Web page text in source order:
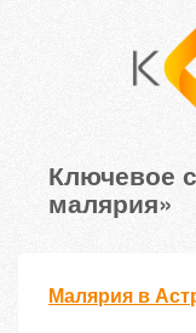
Ключевое
малярия»
Малярия в